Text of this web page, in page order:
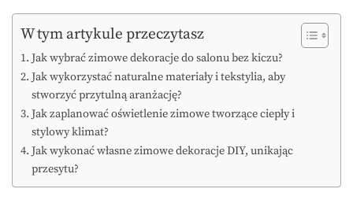
W tym artykule przeczytasz
Jak wybrać zimowe dekoracje do salonu bez kiczu?
Jak wykorzystać naturalne materiały i tekstylia, aby
stworzyć przytulną aranżację?
Jak zaplanować oświetlenie zimowe tworzące ciepły i
stylowy klimat?
Jak wykonać własne zimowe dekoracje DIY, unikając
przesytu?